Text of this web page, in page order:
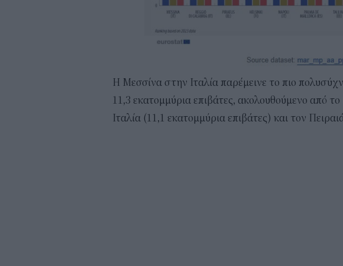
Η Μεσσίνα στην Ιταλία παρέμεινε το πιο
11,3 εκατομμύρια επιβάτες, ακολουθούμενο από
Ιταλία (11,1 εκατομμύρια επιβάτες) και τον